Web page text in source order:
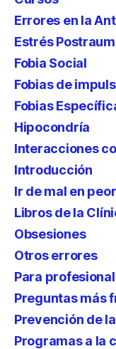
Errores en la
Estrés
Fobia Social
Fobias de
Fobias
Hipocondría
Interacciones
Introducción
Ir de mal en peor
Libros de la
Obsesiones
Otros errores
Para
Preguntas más
Prevención de
Programas a la